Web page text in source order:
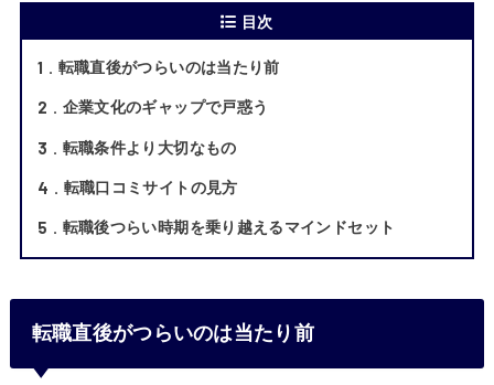
目次
1 転職直後がつらいのは当たり前
2 企業文化のギャップで戸惑う
3 転職条件より大切なもの
4 転職口コミサイトの見方
5 転職後つらい時期を乗り越えるマインドセット
転職直後がつらいのは当たり前